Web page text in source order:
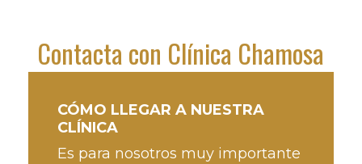
Contacta con Clínica Chamosa
CÓMO LLEGAR A NUESTRA
CLÍNICA
Es para nosotros muy importante